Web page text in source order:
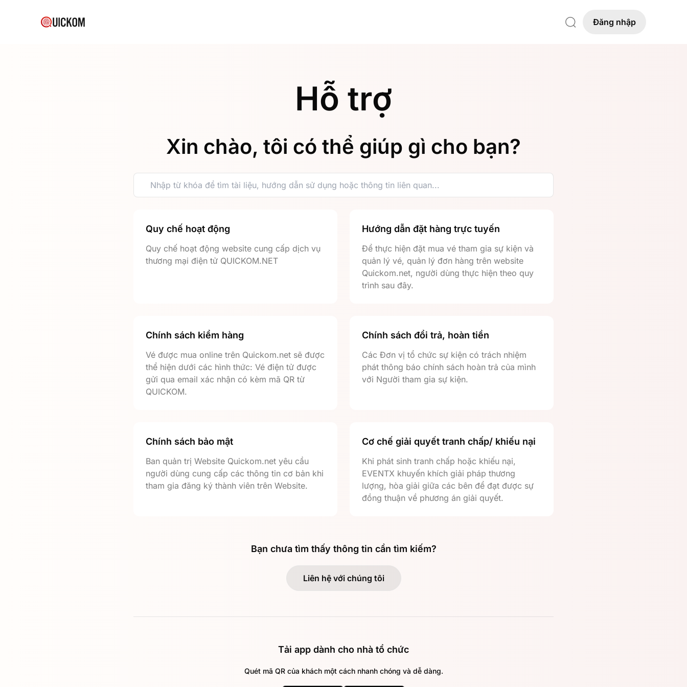
Đăng nhập
Hỗ trợ
Xin chào, tôi có thể giúp gì cho bạn?
Quy chế hoạt động
Quy chế hoạt động website cung cấp dịch vụ
thương mại điện tử QUICKOM.NET
Hướng dẫn đặt hàng trực tuyến
Để thực hiện đặt mua vé tham gia sự kiện và
quản lý vé, quản lý đơn hàng trên website
Quickom.net, người dùng thực hiện theo quy
trình sau đây.
Chính sách kiểm hàng
Vé được mua online trên Quickom.net sẽ được
thể hiện dưới các hình thức: Vé điện tử được
gửi qua email xác nhận có kèm mã QR từ
QUICKOM.
Chính sách đổi trả, hoàn tiền
Các Đơn vị tổ chức sự kiện có trách nhiệm
phát thông báo chính sách hoàn trả của mình
với Người tham gia sự kiện.
Chính sách bảo mật
Ban quản trị Website Quickom.net yêu cầu
người dùng cung cấp các thông tin cơ bản khi
tham gia đăng ký thành viên trên Website.
Cơ chế giải quyết tranh chấp/ khiếu nại
Khi phát sinh tranh chấp hoặc khiếu nại,
EVENTX khuyến khích giải pháp thương
lượng, hòa giải giữa các bên để đạt được sự
đồng thuận về phương án giải quyết.
Bạn chưa tìm thấy thông tin cần tìm kiếm?
Liên hệ với chúng tôi
Tải app dành cho nhà tổ chức
Quét mã QR của khách một cách nhanh chóng và dễ dàng.